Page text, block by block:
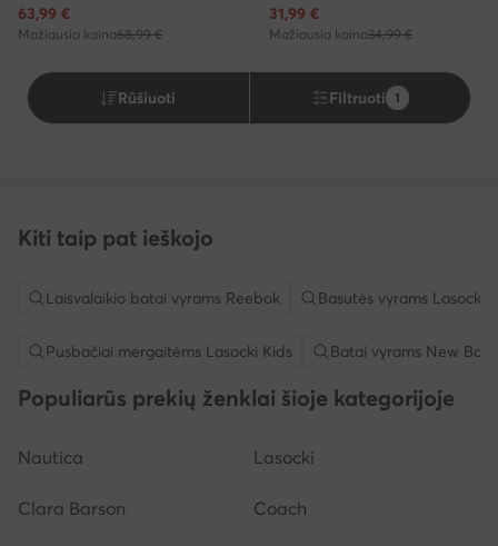
Dabartinė kaina
63,99 €
Mažiausia kaina68,99 €
Dabartinė kaina
31,99 €
Mažiausia kaina34,99 €
Rūšiuoti Filtruoti 1
Kiti taip pat ieškojo
Laisvalaikio batai vyrams Reebok Basutės vyrams Lasocki
Pusbačiai mergaitėms Lasocki Kids Batai vyrams New
Populiarūs prekių ženklai šioje kategorijoje
Nautica Lasocki
Clara Barson Coach